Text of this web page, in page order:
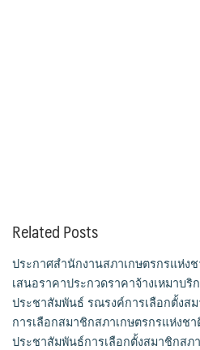
Related Posts
ประกาศสำนักงานสภาเกษตรกรแห่ง
เสนอราคาประกวดราคาจ้างเหมาบ
ประชาสัมพันธ์ รณรงค์การเลือกตั้งส
การเลือกสมาชิกสภาเกษตรกรแห่งช
ประชาสัมพันธ์การเลือกตั้งสมาชิกสภ